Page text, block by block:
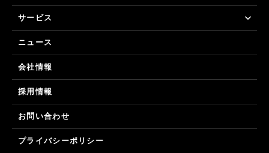
サービス
ニュース
会社情報
採用情報
お問い合わせ
プライバシーポリシー